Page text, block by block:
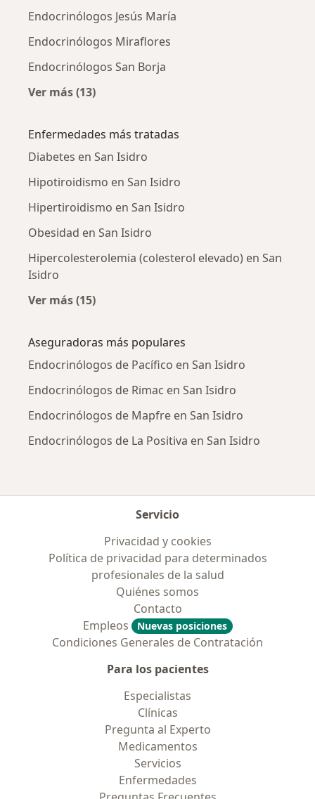
Endocrinólogos Jesús María
Endocrinólogos Miraflores
Endocrinólogos San Borja
Ver más (13)
Enfermedades más tratadas
Diabetes en San Isidro
Hipotiroidismo en San Isidro
Hipertiroidismo en San Isidro
Obesidad en San Isidro
Hipercolesterolemia (colesterol elevado) en San
Isidro
Ver más (15)
Aseguradoras más populares
Endocrinólogos de Pacífico en San Isidro
Endocrinólogos de Rimac en San Isidro
Endocrinólogos de Mapfre en San Isidro
Endocrinólogos de La Positiva en San Isidro
Servicio
Privacidad y cookies
Política de privacidad para determinados
profesionales de la salud
Quiénes somos
Contacto
Empleos
Nuevas posiciones
Condiciones Generales de Contratación
Para los pacientes
Especialistas
Clínicas
Pregunta al Experto
Medicamentos
Servicios
Enfermedades